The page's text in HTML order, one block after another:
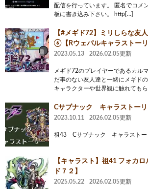
配信を行っています。 匿名でコメ
板に書き込み下さい。 http[…]
【#メギド72】ミリしらな友
⑥【Rウェパルキャラストーリ
2023.05.13 2026.02.05更新
メギド72のプレイヤーであるカル
だ事のない友人達と一緒にメギド
キャラクターや世界観に触れても
Cサブナック キャラストーリ
2023.10.11 2026.02.05更新
祖43 Cサブナック キャラスト
【キャラスト】祖41 フォカ
ド７２】
2025.05.22 2026.02.05更新